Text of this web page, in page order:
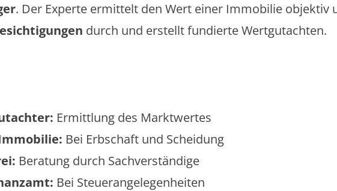
. Der Experte ermittelt den Wert einer Immobilie objektiv
durch und erstellt fundierte Wertgutachten.
Ermittlung des Marktwertes
Bei Erbschaft und Scheidung
Beratung durch Sachverständige
Bei Steuerangelegenheiten